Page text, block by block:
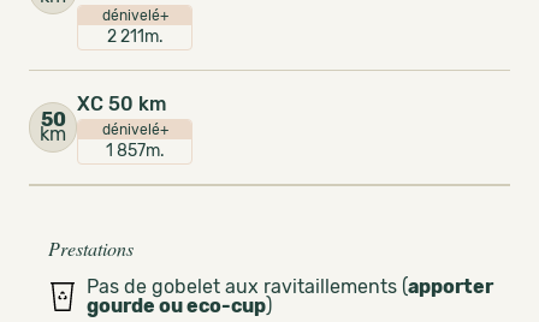
dénivelé+
2 211m.
50
km
XC 50 km
dénivelé+
1 857m.
Prestations
Pas de gobelet aux ravitaillements (apporter
gourde ou eco-cup)